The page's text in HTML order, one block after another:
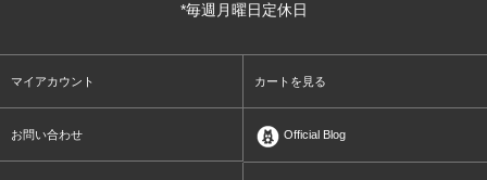
*毎週月曜日定休日
マイアカウント カートを見る
お問い合わせ Official Blog